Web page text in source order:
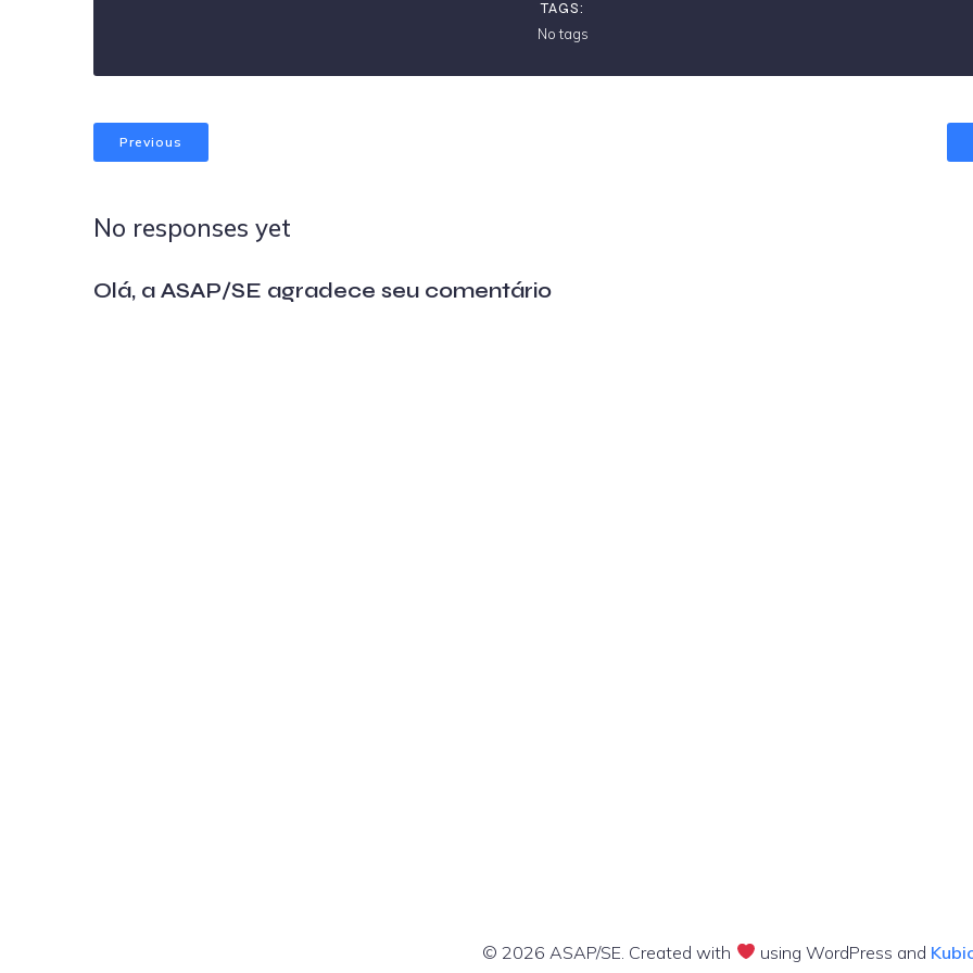
TAGS:
No tags
Previous
No responses yet
Olá, a ASAP/SE agradece seu comentário
© 2026 ASAP/SE. Created with using WordPress and